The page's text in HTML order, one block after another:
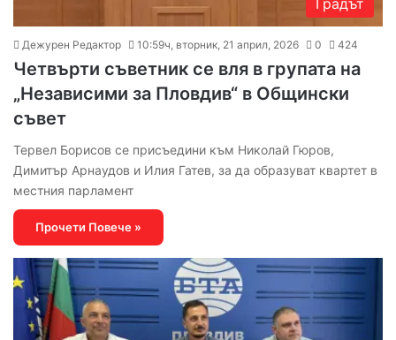
Дежурен Редактор 10:59ч, вторник, 21 април, 2026 0 424
Четвърти съветник се вля в групата на
„Независими за Пловдив“ в Общински
съвет
Тервел Борисов се присъедини към Николай Гюров,
Димитър Арнаудов и Илия Гатев, за да образуват квартет в
местния парламент
Прочети Повече »